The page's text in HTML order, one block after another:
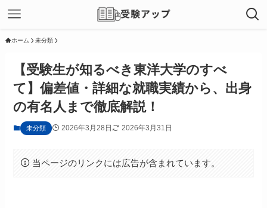
ホーム 未分類
【受験生が知るべき東洋大学のすべ
て】偏差値・詳細な就職実績から、出身
の有名人まで徹底解説！
未分類 2026年3月28日 2026年3月31日
当ページのリンクには広告が含まれています。